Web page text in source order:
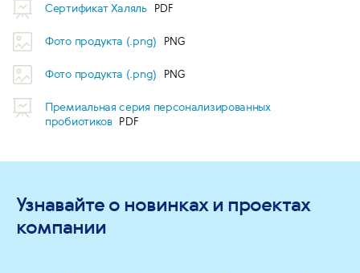
Сертификат Халяль
Фото продукта (.png)
Фото продукта (.png)
Премиальная серия персонализированных
пробиотиков
Узнавайте о новинках и проектах
компании